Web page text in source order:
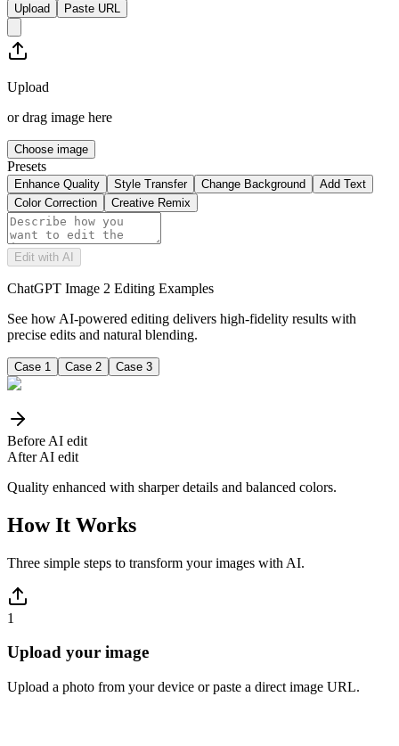
Upload
Paste URL
Upload
or drag image here
Choose image
Presets
Enhance Quality Style Transfer Change Background
Add Text
Color Correction
Creative Remix
Edit with AI
ChatGPT Image 2 Editing Examples
See how AI-powered editing delivers high-fidelity results with
precise edits and natural blending.
Case 1 Case 2 Case 3
Before AI edit
After AI edit
Quality enhanced with sharper details and balanced colors.
How It Works
Three simple steps to transform your images with AI.
1
Upload your image
Upload a photo from your device or paste a direct image URL.